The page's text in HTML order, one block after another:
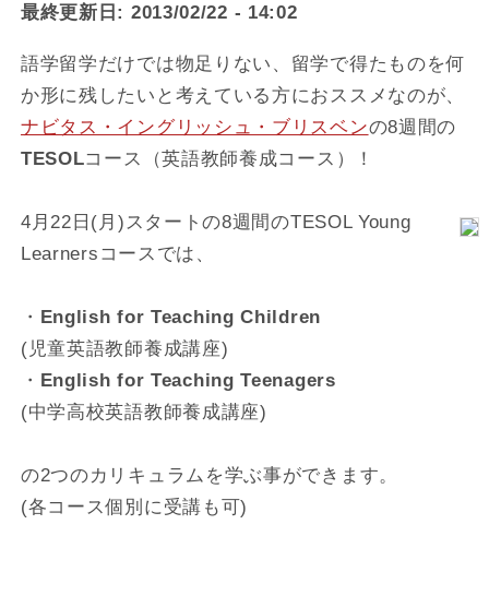
最終更新日: 2013/02/22 - 14:02
語学留学だけでは物足りない、留学で得たものを何
か形に残したいと考えている方におススメなのが、
ナビタス・イングリッシュ・ブリスベンの8週間の
TESOLコース（英語教師養成コース）！
4月22日(月)スタートの8週間のTESOL Young
Learnersコースでは、
・ English for Teaching Children
(児童英語教師養成講座)
・ English for Teaching Teenagers
(中学高校英語教師養成講座)
の2つのカリキュラムを学ぶ事ができます。
(各コース個別に受講も可)